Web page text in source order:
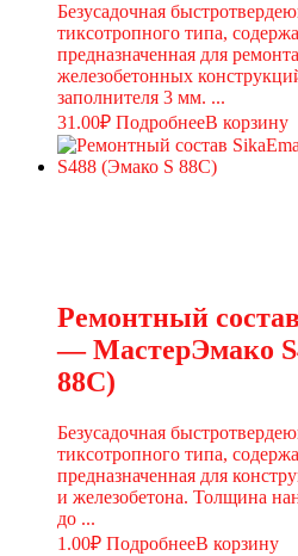
Безусадочная
тиксотропного типа,
предназначенная для
железобетонных
заполнителя 3 мм. ...
31.00₽ ПодробнееВ корзину
Ремонтный
— МастерЭмако
88C)
Безусадочная
тиксотропного типа,
предназначенная для
и железобетона. Толщина
до ...
1.00₽ ПодробнееВ корзину